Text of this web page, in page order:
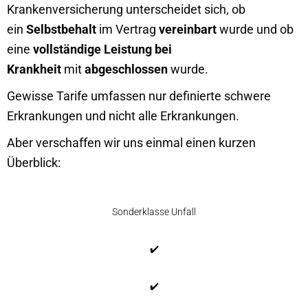
Krankenversicherung unterscheidet sich, ob
ein Selbstbehalt im Vertrag vereinbartwurde und ob
eine vollständige Leistung bei
Krankheit mitabgeschlossenwurde.
Gewisse Tarife umfassen nur definierte schwere
Erkrankungen und nicht alle Erkrankungen.
Aber verschaffen wir uns einmal einen kurzen
Überblick:
Sonderklasse Unfall
✔️
✔️